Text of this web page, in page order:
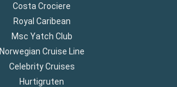
Costa Crociere
Royal Caribean
Msc Yatch Club
Norwegian Cruise Line
Celebrity Cruises
Hurtigruten